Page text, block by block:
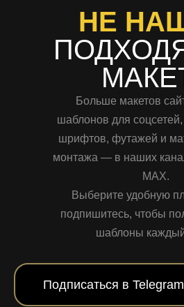
НЕ
Больше макетов
шаблонов для
шрифтов, футажей и
монтажа — в наших
MAX.
Выберите удобную
подпишитесь, чтобы
шаблоны
Подписаться в Telegram